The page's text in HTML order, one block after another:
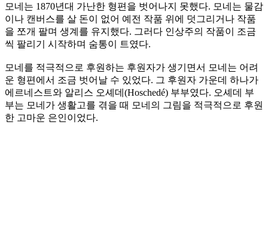
모네는 1870년대 가난한 형편을 벗어나지 못했다. 모네는 물감
이나 캔버스를 살 돈이 없어 예전 작품 위에 덧그리거나 작품
을 쪼개 팔며 생계를 유지했다. 그러다 인상주의 작품이 조금
씩 팔리기 시작하며 숨통이 트였다.
모네를 적극적으로 후원하는 후원자가 생기면서 모네는 어려
운 형편에서 조금 벗어날 수 있었다. 그 후원자 가운데 하나가
에르네스트와 알리스 오셰데(Hoschedé) 부부였다. 오셰데 부
부는 모네가 생활고를 겪을 때 모네의 그림을 적극적으로 후원
한 고마운 은인이었다.